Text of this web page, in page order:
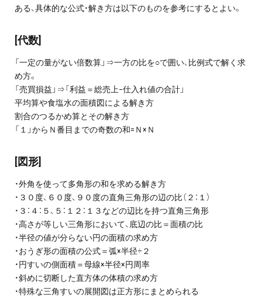
ある、具体的な公式・解き方は以下のものを参考にするとよい。
[代数]
「一定の量がない倍数算」⇒一方の比を○で囲い、比例式で解く求
め方。
「売買損益」⇒「利益＝総売上−仕入れ値の合計」
平均算や食塩水の面積図による解き方
割合のつるかめ算とその解き方
「１」からＮ番目までの奇数の和=Ｎ×Ｎ
[図形]
・外角を使って多角形の和を求める解き方
・３０度、６０度、９０度の直角三角形の辺の比（２：１）
・３：４：５、５：１２：１３などの辺比を持つ直角三角形
・高さが等しい三角形において、底辺の比＝面積の比
・半径の値が分らない円の面積の求め方
・おうぎ形の面積の公式＝弧×半径÷２
・円すいの側面積＝母線×半径×円周率
・斜めに切断した直方体の体積の求め方
・特殊な三角すいの展開図は正方形にまとめられる